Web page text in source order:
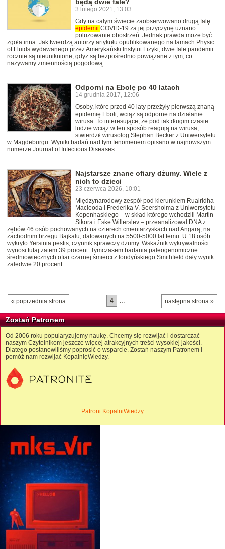
3 lutego 2021, 13:03
Gdy na całym świecie zaobserwowano drugą falę
epidemii COVID-19 za jej przyczynę uznano
poluzowanie obostrzeń. Jednak prawda może być
zgoła inna. Jak twierdzą autorzy artykułu opublikowanego na łamach Physic
of Fluids wydawanego przez Amerykański Instytut Fizyki, dwie fale pandemii
rocznie są nieuniknione, gdyż są bezpośrednio powiązane z tym, co
nazywamy zmiennością pogodową.
Odporni na Ebolę po 40 latach
14 grudnia 2017, 12:06
Osoby, które przed 40 laty przeżyły pierwszą znaną
epidemię Eboli, wciąż są odporne na działanie
wirusa. To interesujące, że pod tak długim czasie
ludzie wciąż w ten sposób reagują na wirusa,
stwierdził wirusolog Stephan Becker z Uniwersytetu
w Magdeburgu. Wyniki badań nad tym fenomenem opisano w najnowszym
numerze Journal of Infectious Diseases.
Najstarsze znane ofiary dżumy. Wiele z
nich to dzieci
23 czerwca 2026, 10:01
Międzynarodowy zespół pod kierunkiem Ruairidha
Macleoda i Frederika V. Seersholma z Uniwersytetu
Kopenhaskiego – w skład którego wchodzili Martin
Sikora i Eske Willerslev – przeanalizował DNA z
zębów 46 osób pochowanych na czterech cmentarzyskach nad Angarą, na
zachodnim brzegu Bajkału, datowanych na 5500-5000 lat temu. U 18 osób
wykryto Yersinia pestis, czynnik sprawczy dżumy. Wskaźnik wykrywalności
wynosi tutaj zatem 39 procent. Tymczasem badania paleogenomiczne
średniowiecznych ofiar czarnej śmierci z londyńskiego Smithfield dały wynik
zaledwie 20 procent.
« poprzednia strona następna strona »
4 …
Zostań Patronem
Od 2006 roku popularyzujemy naukę. Chcemy się rozwijać i dostarczać
naszym Czytelnikom jeszcze więcej atrakcyjnych treści wysokiej jakości.
Dlatego postanowiliśmy poprosić o wsparcie. Zostań naszym Patronem i
pomóż nam rozwijać KopalnięWiedzy.
Patroni KopalniWiedzy